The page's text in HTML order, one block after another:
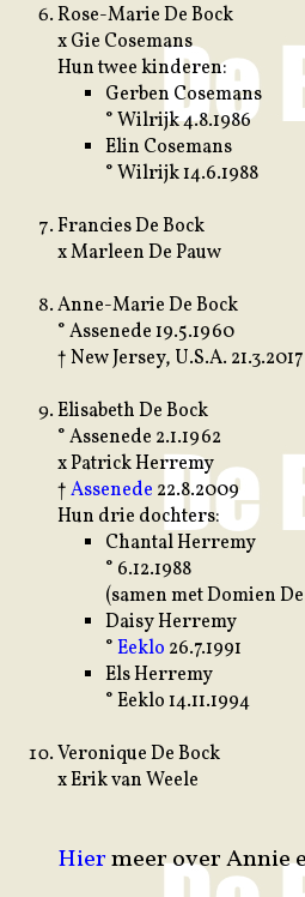
Rose-Marie De Bock
x Gie Cosemans
Hun twee kinderen:
Gerben Cosemans
° Wilrijk 4.8.1986
Elin Cosemans
° Wilrijk 14.6.1988
Francies De Bock
x Marleen De Pauw
Anne-Marie De Bock
° Assenede 19.5.1960
† New Jersey, U.S.A. 21.3.2017
Elisabeth De Bock
° Assenede 2.1.1962
x Patrick Herremy
†Assenede 22.8.2009
Hun drie dochters:
Chantal Herremy
° 6.12.1988
(samen met Domien
Daisy Herremy
°Eeklo 26.7.1991
Els Herremy
° Eeklo 14.11.1994
Veronique De Bock
x Erik van Weele
Hiermeer over Annie